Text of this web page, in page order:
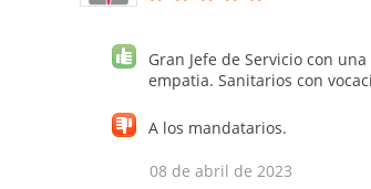
Gran Jefe de Servicio con
empatia. Sanitarios con
A los mandatarios.
08 de abril de 2023